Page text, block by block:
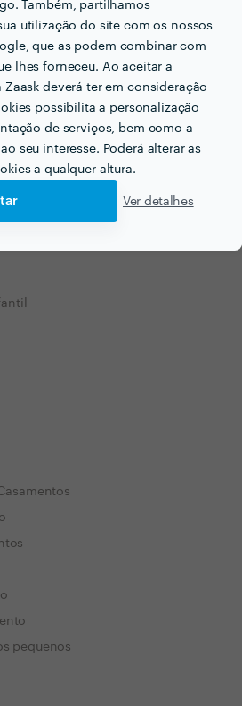
Também, partilhamos
utilização do site com os nossos
que as podem combinar com
lhes forneceu. Ao aceitar a
deverá ter em consideração
possibilita a personalização
de serviços, bem como a
seu interesse. Poderá alterar as
a qualquer altura.
Ver detalhes
Cost
pequenos